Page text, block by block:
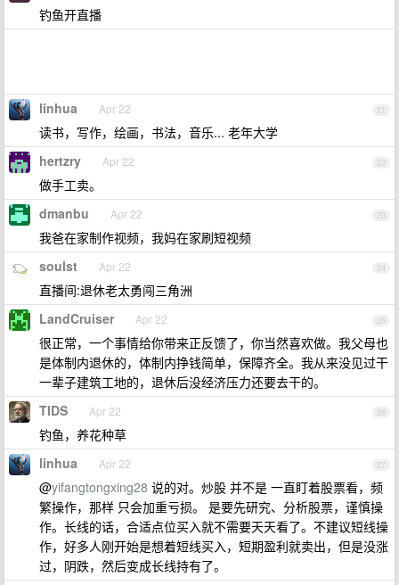
钓鱼开直播
21
linhua Apr 22
读书，写作，绘画，书法，音乐... 老年大学
22
hertzry Apr 22
做手工卖。
23
dmanbu Apr 22
我爸在家制作视频，我妈在家刷短视频
24
soulst Apr 22
直播间:退休老太勇闯三角洲
25
LandCruiser Apr 22
很正常，一个事情给你带来正反馈了，你当然喜欢做。我父母也
是体制内退休的，体制内挣钱简单，保障齐全。我从来没见过干
一辈子建筑工地的，退休后没经济压力还要去干的。
26
TIDS Apr 22
钓鱼，养花种草
27
linhua Apr 22
@yifangtongxing28 说的对。炒股 并不是 一直盯着股票看，频
繁操作，那样 只会加重亏损。 是要先研究、分析股票，谨慎操
作。长线的话，合适点位买入就不需要天天看了。不建议短线操
作，好多人刚开始是想着短线买入，短期盈利就卖出，但是没涨
过，阴跌，然后变成长线持有了。